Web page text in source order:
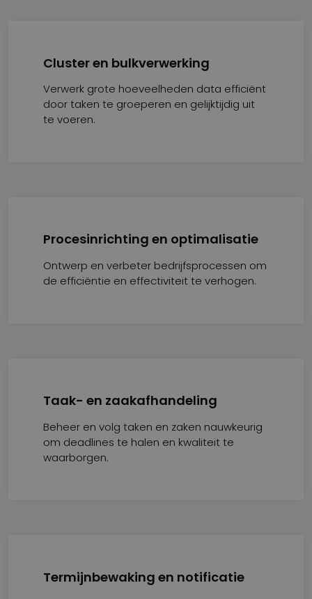
Cluster en bulkverwerking
Verwerk grote hoeveelheden data efficiënt
door taken te groeperen en gelijktijdig uit
te voeren.
Procesinrichting en optimalisatie
Ontwerp en verbeter bedrijfsprocessen om
de efficiëntie en effectiviteit te verhogen.
Taak- en zaakafhandeling
Beheer en volg taken en zaken nauwkeurig
om deadlines te halen en kwaliteit te
waarborgen.
Termijnbewaking en notificatie